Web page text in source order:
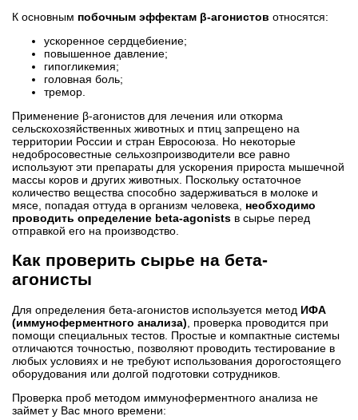
К основным побочным эффектам β-агонистов относятся:
ускоренное сердцебиение;
повышенное давление;
гипогликемия;
головная боль;
тремор.
Применение β-агонистов для лечения или откорма
сельскохозяйственных животных и птиц запрещено на
территории России и стран Евросоюза. Но некоторые
недобросовестные сельхозпроизводители все равно
используют эти препараты для ускорения прироста мышечной
массы коров и других животных. Поскольку остаточное
количество вещества способно задерживаться в молоке и
мясе, попадая оттуда в организм человека, необходимо
проводить определение beta-agonists в сырье перед
отправкой его на производство.
Как проверить сырье на бета-
агонисты
Для определения бета-агонистов используется метод ИФА
(иммуноферментного анализа) , проверка проводится при
помощи специальных тестов. Простые и компактные системы
отличаются точностью, позволяют проводить тестирование в
любых условиях и не требуют использования дорогостоящего
оборудования или долгой подготовки сотрудников.
Проверка проб методом иммуноферментного анализа не
займет у Вас много времени: